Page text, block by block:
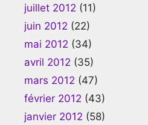
juillet 2012 (11)
juin 2012 (22)
mai 2012 (34)
avril 2012 (35)
mars 2012 (47)
février 2012 (43)
janvier 2012 (58)